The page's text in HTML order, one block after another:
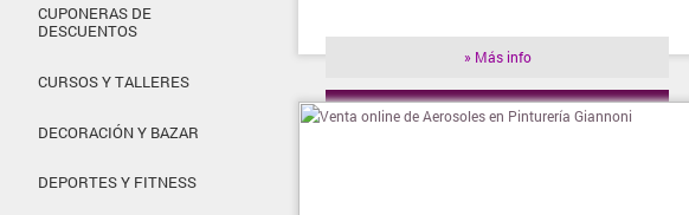
CUPONERAS DE
DESCUENTOS
CURSOS Y TALLERES
DECORACIÓN Y BAZAR
DEPORTES Y FITNESS
» Más info
» Visitar tienda